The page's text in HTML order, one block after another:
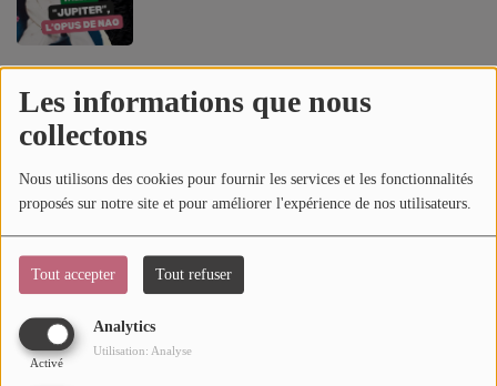
Les informations que nous
collectons
Nous utilisons des cookies pour fournir les services et les fonctionnalités
proposés sur notre site et pour améliorer l'expérience de nos utilisateurs.
Tout accepter Tout refuser
Analytics
Activé
Utilisation: Analyse
5 bonnes raisons
Dans la Street
C quoi ton Actu ?
Mic 2 Rue
Première Fois
URBAN CULTURE
Sport
JayDon : écoutez la perle "Lullaby"
Bel Gwen : immersion dans son univers
Dinaa sort l'EP "Finalement"